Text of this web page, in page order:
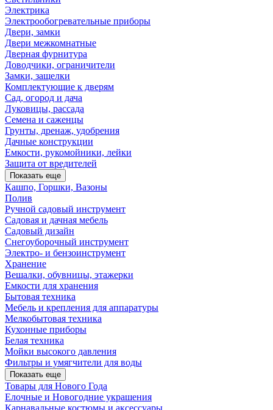
Электрика
Электрообогревательные приборы
Двери, замки
Двери межкомнатные
Дверная фурнитура
Доводчики, ограничители
Замки, защелки
Комплектующие к дверям
Сад, огород и дача
Луковицы, рассада
Семена и саженцы
Грунты, дренаж, удобрения
Дачные конструкции
Емкости, рукомойники, лейки
Защита от вредителей
Показать еще
Кашпо, Горшки, Вазоны
Полив
Ручной садовый инструмент
Садовая и дачная мебель
Садовый дизайн
Снегоуборочный инструмент
Электро- и бензоинструмент
Хранение
Вешалки, обувницы, этажерки
Емкости для хранения
Бытовая техника
Мебель и крепления для аппаратуры
Мелкобытовая техника
Кухонные приборы
Белая техника
Мойки высокого давления
Фильтры и умягчители для воды
Показать еще
Товары для Нового Года
Елочные и Новогодние украшения
Карнавальные костюмы и аксессуары